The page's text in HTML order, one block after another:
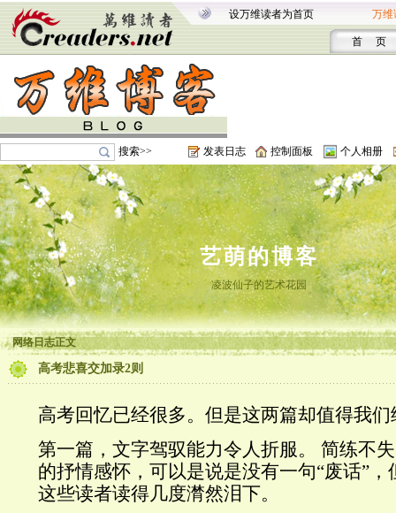
设万维读者为首页 万维
首 页
搜索>> 发表日志 控制面板 个人相册
艺萌的博客
凌波仙子的艺术花园
网络日志正文
高考悲喜交加录2则
高考回忆已经很多。但是这两篇却值得我
第一篇，文字驾驭能力令人折服。 简练不
的抒情感怀，可以是说是没有一句“废话”
这些读者读得几度潸然泪下。